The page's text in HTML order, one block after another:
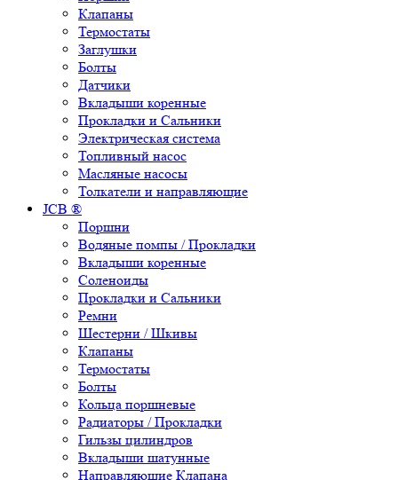
Клапаны
Термостаты
Заглушки
Болты
Датчики
Вкладыши коренные
Прокладки и Сальники
Электрическая система
Топливный насос
Масляные насосы
Толкатели и направляющие
JCB ®
Поршни
Водяные помпы / Прокладки
Вкладыши коренные
Соленоиды
Прокладки и Сальники
Ремни
Шестерни / Шкивы
Клапаны
Термостаты
Болты
Кольца поршневые
Радиаторы / Прокладки
Гильзы цилиндров
Вкладыши шатунные
Направляющие Клапана